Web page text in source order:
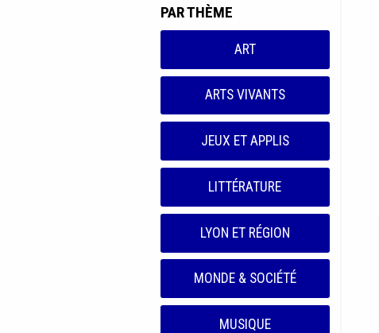
PAR THÈME
ART
ARTS VIVANTS
JEUX ET APPLIS
LITTÉRATURE
LYON ET RÉGION
MONDE & SOCIÉTÉ
MUSIQUE